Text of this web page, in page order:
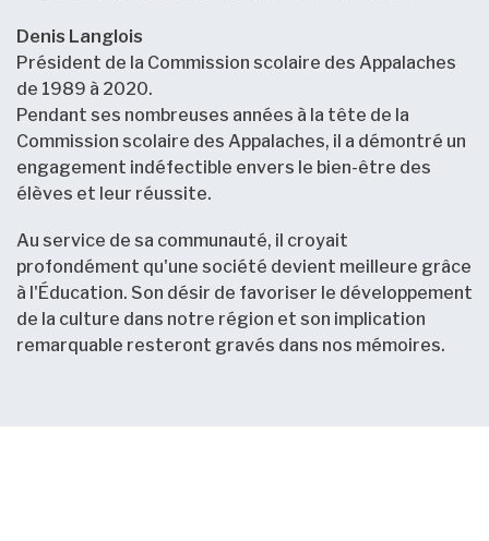
Denis Langlois
Président de la Commission scolaire des Appalaches
de 1989 à 2020.
Pendant ses nombreuses années à la tête de la
Commission scolaire des Appalaches, il a démontré un
engagement indéfectible envers le bien-être des
élèves et leur réussite.
Au service de sa communauté, il croyait
profondément qu'une société devient meilleure grâce
à l'Éducation. Son désir de favoriser le développement
de la culture dans notre région et son implication
remarquable resteront gravés dans nos mémoires.